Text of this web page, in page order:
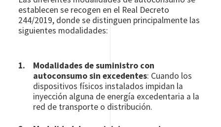
establecen se recogen en el Real Decreto
244/2019, donde se distinguen principalmente las
siguientes modalidades:
Modalidades de suministro con
autoconsumo sin excedentes: Cuando los
dispositivos físicos instalados impidan la
inyección alguna de energía excedentaria a la
red de transporte o distribución.